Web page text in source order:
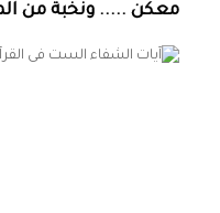
معكن ..... ونخبة من